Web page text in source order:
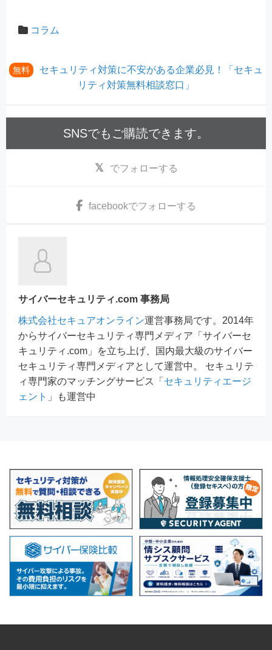
コラム
無料
セキュリティ対策に不安がある企業必見！「セキュ
リティ対策無料相談窓口」
SNSでもご購読できます。
でフォローする
facebookでフォローする
サイバーセキュリティ.com 事務局
株式会社セキュアオンライン運営事務局です。2014年
からサイバーセキュリティ専門メディア「サイバーセ
キュリティ.com」を立ち上げ、国内最大級のサイバー
セキュリティ専門メディアとして運営中。 セキュリテ
ィ専門家のマッチングサービス「 セキュリティエージ
ェント 」も運営中